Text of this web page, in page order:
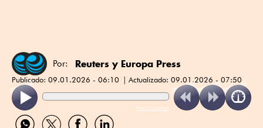
Por: Reuters y Europa Press
Publicado: 09.01.2026 - 06:10 Actualizado: 09.01.2026 - 07:50
ReadSpeaker
CompartirCompartirCompartirCompartir